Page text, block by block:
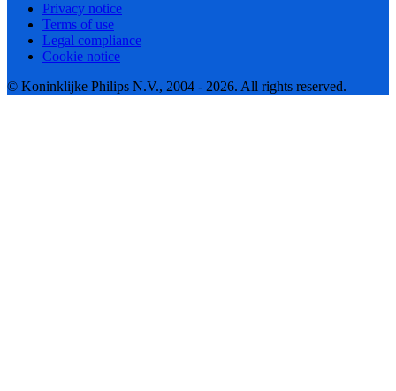
Privacy notice
Terms of use
Legal compliance
Cookie notice
© Koninklijke Philips N.V., 2004 - 2026. All rights reserved.